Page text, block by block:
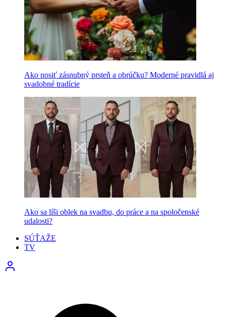
Ako nosiť zásnubný prsteň a obrúčku? Moderné pravidlá aj
svadobné tradície
Ako sa líši oblek na svadbu, do práce a na spoločenské
udalosti?
SÚŤAŽE
TV